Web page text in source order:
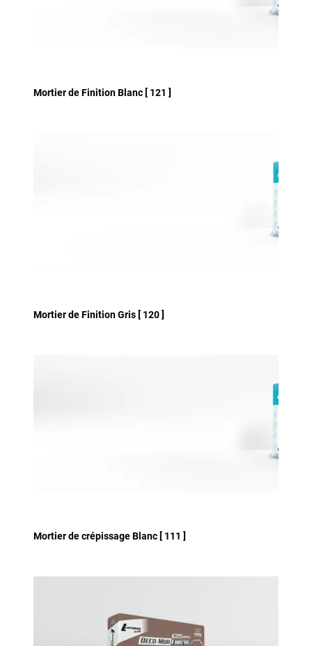
Mortier de Finition Blanc [ 121 ]
Mortier de Finition Gris [ 120 ]
Mortier de crépissage Blanc [ 111 ]